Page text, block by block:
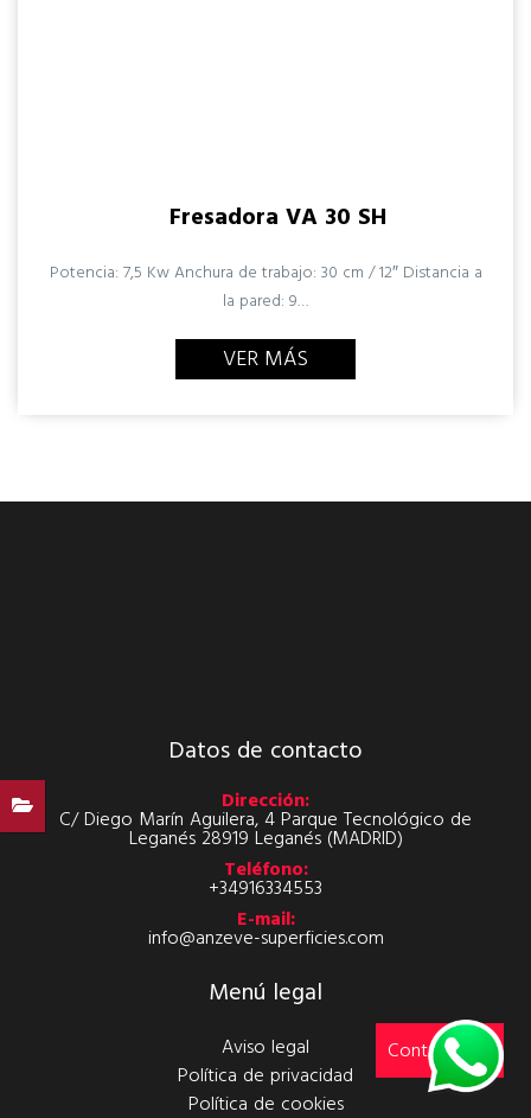
Fresadora VA 30 SH
Potencia: 7,5 Kw Anchura de trabajo: 30 cm / 12″ Distancia a
la pared: 9…
VER MÁS
Contáctanos
Datos de contacto
Dirección:
C/ Diego Marín Aguilera, 4 Parque Tecnológico de
Leganés 28919 Leganés (MADRID)
Teléfono:
+34916334553
E-mail:
info@anzeve-superficies.com
Menú legal
Aviso legal
Política de privacidad
Política de cookies